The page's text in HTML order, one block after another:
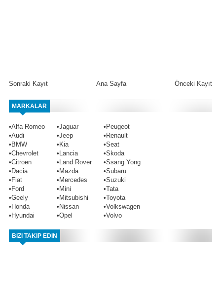
Sonraki Kayıt Önceki Kayıt
Ana Sayfa
MARKALAR
•Alfa Romeo •Jaguar • Peugeot
•Audi •Jeep • Renault
• BMW • Kia •Seat
•Chevrolet • Lancia •Skoda
•Citroen • Land Rover •Ssang Yong
• Dacia • Mazda •Subaru
• Fiat • Mercedes •Suzuki
• Ford • Mini •Tata
•Geely • Mitsubishi •Toyota
• Honda • Nissan •Volkswagen
• Hyundai •Opel •Volvo
BIZI TAKIP EDIN